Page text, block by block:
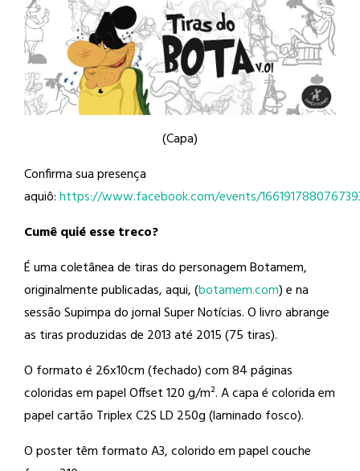
(Capa)
Confirma sua presença
aquiô:https://www.facebook.com/events/
Cumê quié esse treco?
É uma coletânea de tiras do personagem Botamem,
originalmente publicadas, aqui, (botamem.com) e na
sessão Supimpa do jornal Super Notícias. O livro abrange
as tiras produzidas de 2013 até 2015 (75 tiras).
O formato é 26x10cm (fechado) com 84 páginas
coloridas em papel Offset 120 g/m². A capa é colorida em
papel cartão Triplex C2S LD 250g (laminado fosco).
O poster têm formato A3, colorido em papel couche